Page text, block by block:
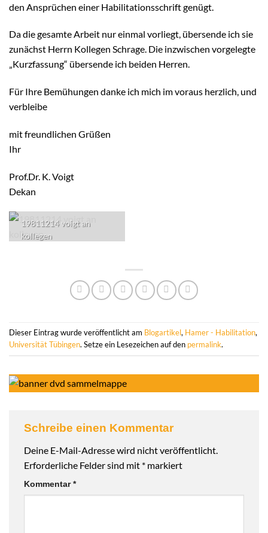
den Ansprüchen einer Habilitationsschrift genügt.
Da die gesamte Arbeit nur einmal vorliegt, übersende ich sie
zunächst Herrn Kollegen Schrage. Die inzwischen vorgelegte
„Kurzfassung“ übersende ich beiden Herren.
Für Ihre Bemühungen danke ich mich im voraus herzlich, und
verbleibe
mit freundlichen Grüßen
Ihr
Prof.Dr. K. Voigt
Dekan
19811214 voigt an
kollegen
Dieser Eintrag wurde veröffentlicht am Blogartikel, Hamer - Habilitation,
Universität Tübingen. Setze ein Lesezeichen auf den permalink.
Schreibe einen Kommentar
Deine E-Mail-Adresse wird nicht veröffentlicht.
Erforderliche Felder sind mit * markiert
Kommentar*